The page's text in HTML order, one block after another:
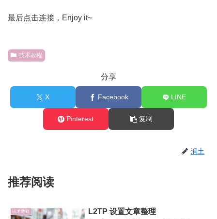
最后点击连接，Enjoy it~
技术教程
分享
X Facebook LINE
Pinterest 复制
润土
推荐阅读
技术教程 L2TP 设置文章整理